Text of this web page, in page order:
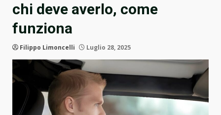
chi deve averlo, come
funziona
Filippo Limoncelli Luglio 28, 2025